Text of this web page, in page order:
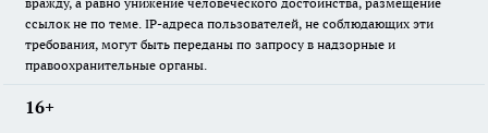
ссылок не по теме. IP-адреса пользователей, не соблюдающих эти
требования, могут быть переданы по запросу в надзорные и
правоохранительные органы.
16+